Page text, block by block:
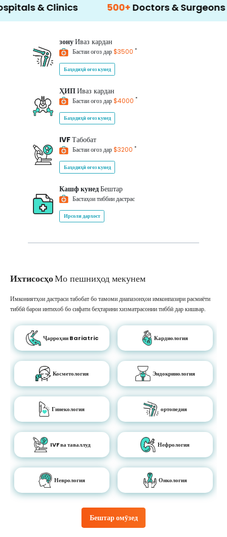
& Clinics 500+ Doctors & Surgeons
зонуИваз кардан
Бастаи оғоз дар$3500 *
Баҳодиҳӣ оғоз кунед
ҲИПИваз кардан
Бастаи оғоз дар$4000 *
Баҳодиҳӣ оғоз кунед
IVFТабобат
Бастаи оғоз дар$3200 *
Баҳодиҳӣ оғоз кунед
Кашф кунедБештар
Бастаҳои тиббии дастрас
Ирсоли дархост
ИхтисосҳоМо пешниҳод мекунем
Бештар омӯзед
Имкониятҳои дастраси табобат бо тамоми диапазонҳои имконпазири расмиёти
тиббӣ барои интихоб бо сифати беҳтарини хизматрасонии тиббӣ дар кишвар.
Ҷарроҳии Bariatric Кардиология
Косметология Эндокринология
Гинекология ортопедия
IVF ва таваллуд Нефрология
Неврология Онкология